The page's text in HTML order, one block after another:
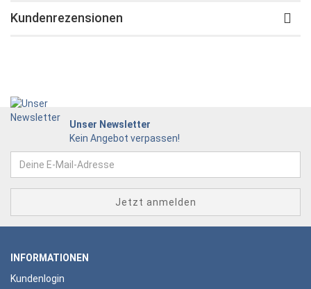
Kundenrezensionen
Unser Newsletter
Kein Angebot verpassen!
INFORMATIONEN
Kundenlogin